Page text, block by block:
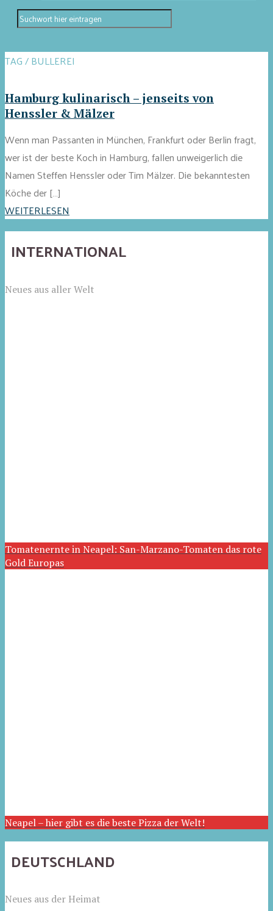
TAG / BULLEREI
Hamburg kulinarisch – jenseits von
Henssler & Mälzer
Wenn man Passanten in München, Frankfurt oder Berlin fragt,
wer ist der beste Koch in Hamburg, fallen unweigerlich die
Namen Steffen Henssler oder Tim Mälzer. Die bekanntesten
Köche der […]
WEITERLESEN
INTERNATIONAL
Neues aus aller Welt
Tomatenernte in Neapel: San-Marzano-Tomaten das rote
Gold Europas
Neapel – hier gibt es die beste Pizza der Welt!
DEUTSCHLAND
Neues aus der Heimat